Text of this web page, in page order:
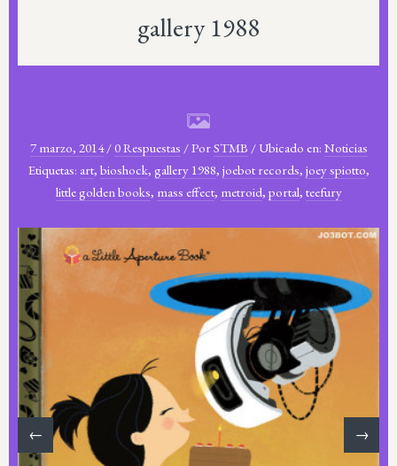
gallery 1988
7 marzo, 2014 /0 Respuestas /PorSTMB / Ubicado en: Noticias
Etiquetas: art, bioshock, gallery 1988, joebot records, joey spiotto,
little golden books, mass effect, metroid, portal, teefury
← →